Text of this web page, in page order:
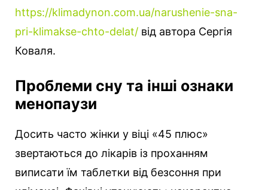
https://klimadynon.com.ua/narushenie-sna-
pri-klimakse-chto-delat/ від автора Сергія
Коваля.
Проблеми сну та інші ознаки
менопаузи
Досить часто жінки у віці «45 плюс»
звертаються до лікарів із проханням
виписати їм таблетки від безсоння при